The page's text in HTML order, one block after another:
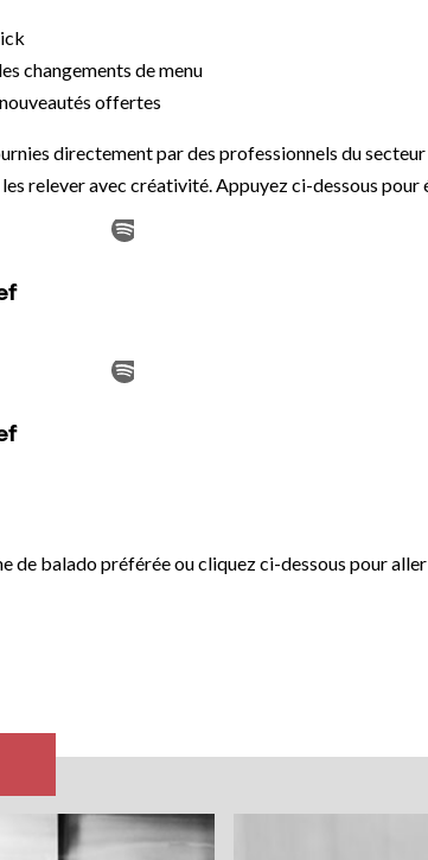
changements de menu
offertes
directement par des professionnels du
relever avec créativité. Appuyez ci-dessous pour
balado préférée ou cliquez ci-dessous pour